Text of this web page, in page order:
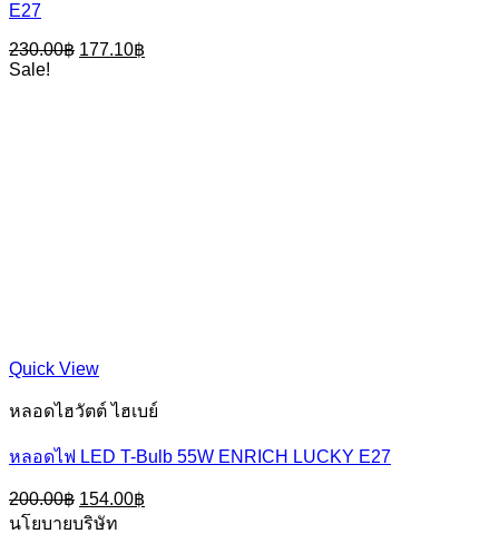
E27
230.00฿ Original
177.10฿
Sale!
Quick View
หลอดไฮวัตต์ ไฮเบย์
หลอดไฟ LED T-Bulb 55W ENRICH LUCKY E27
200.00฿ Original
price
154.00฿
นโยบายบริษัท